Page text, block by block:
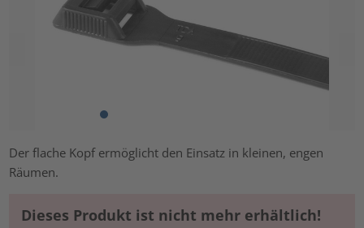
Der flache Kopf ermöglicht den Einsatz in kleinen, engen
Räumen.
Dieses Produkt ist nicht mehr erhältlich!